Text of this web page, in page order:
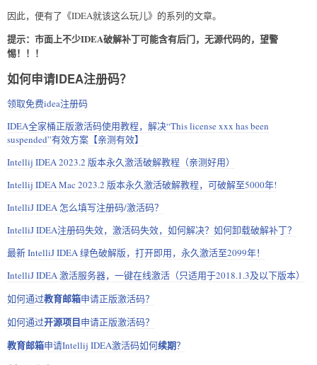
因此，便有了《IDEA就该这么玩儿》的系列的文章。
提示：市面上不少IDEA破解补丁可能含有后门，无源代码的，望警
惕！！！
如何申请IDEA注册码？
领取免费idea注册码
IDEA全家桶正版激活码使用教程，解决“This license xxx has been
suspended”有效方案【亲测有效】
Intellij IDEA 2023.2 版本永久激活破解教程（亲测好用）
Intellij IDEA Mac 2023.2 版本永久激活破解教程，可破解至5000年!
IntelliJ IDEA 怎么填写注册码/激活码？
IntelliJ IDEA注册码失效，激活码失效，如何解决？如何卸载破解补丁？
最新 IntelliJ IDEA 绿色破解版，打开即用，永久激活至2099年！
IntelliJ IDEA 激活服务器，一键在线激活（只适用于2018.1.3及以下版本）
如何通过教育邮箱申请正版激活码？
如何通过开源项目申请正版激活码？
教育邮箱申请Intellij IDEA激活码如何续期？